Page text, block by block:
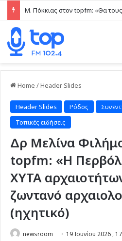
Home /Header Slides
Header Slides Ρόδος
Τοπικές ειδήσεις
Δρ Μελίνα
topfm: «Η
ΧΥΤΑ
ζωντανό
(ηχητικό)
newsroom 19 Ιουνίου 2026 ,